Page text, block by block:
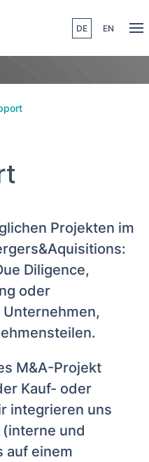
DE EN
Projekten im
Diligence,
oder
M&A-Projekt
Kauf- oder
integrieren uns
und
auf einem